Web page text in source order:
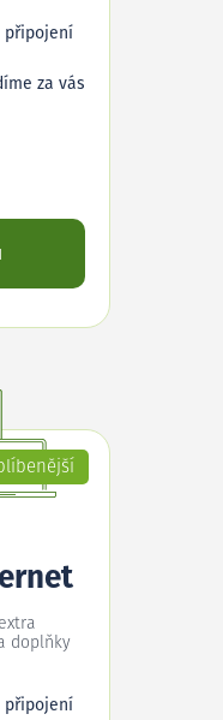
připojení
za vás
doplňky
připojení